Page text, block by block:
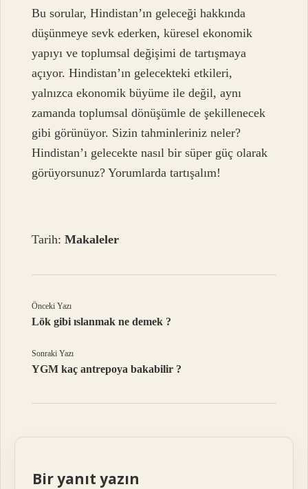
Bu sorular, Hindistan’ın geleceği hakkında
düşünmeye sevk ederken, küresel ekonomik
yapıyı ve toplumsal değişimi de tartışmaya
açıyor. Hindistan’ın gelecekteki etkileri,
yalnızca ekonomik büyüme ile değil, aynı
zamanda toplumsal dönüşümle de şekillenecek
gibi görünüyor. Sizin tahminleriniz neler?
Hindistan’ı gelecekte nasıl bir süper güç olarak
görüyorsunuz? Yorumlarda tartışalım!
Tarih:Makaleler
Önceki Yazı
Lök gibi ıslanmak ne demek ?
Sonraki Yazı
YGM kaç antrepoya bakabilir ?
Bir yanıt yazın